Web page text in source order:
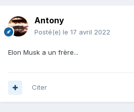
Antony
Posté(e) le 17 avril 2022
Elon Musk a un frère...
Citer